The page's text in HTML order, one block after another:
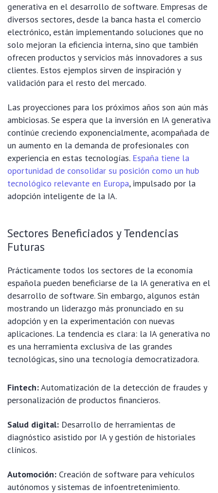
generativa en el desarrollo de software. Empresas de
diversos sectores, desde la banca hasta el comercio
electrónico, están implementando soluciones que no
solo mejoran la eficiencia interna, sino que también
ofrecen productos y servicios más innovadores a sus
clientes. Estos ejemplos sirven de inspiración y
validación para el resto del mercado.
Las proyecciones para los próximos años son aún más
ambiciosas. Se espera que la inversión en IA generativa
continúe creciendo exponencialmente, acompañada de
un aumento en la demanda de profesionales con
experiencia en estas tecnologías. España tiene la
oportunidad de consolidar su posición como un hub
tecnológico relevante en Europa, impulsado por la
adopción inteligente de la IA.
Sectores Beneficiados y Tendencias
Futuras
Prácticamente todos los sectores de la economía
española pueden beneficiarse de la IA generativa en el
desarrollo de software. Sin embargo, algunos están
mostrando un liderazgo más pronunciado en su
adopción y en la experimentación con nuevas
aplicaciones. La tendencia es clara: la IA generativa no
es una herramienta exclusiva de las grandes
tecnológicas, sino una tecnología democratizadora.
Fintech:Automatización de la detección de fraudes y
personalización de productos financieros.
Salud digital: Desarrollo de herramientas de
diagnóstico asistido por IA y gestión de historiales
clínicos.
Automoción: Creación de software para vehículos
autónomos y sistemas de infoentretenimiento.